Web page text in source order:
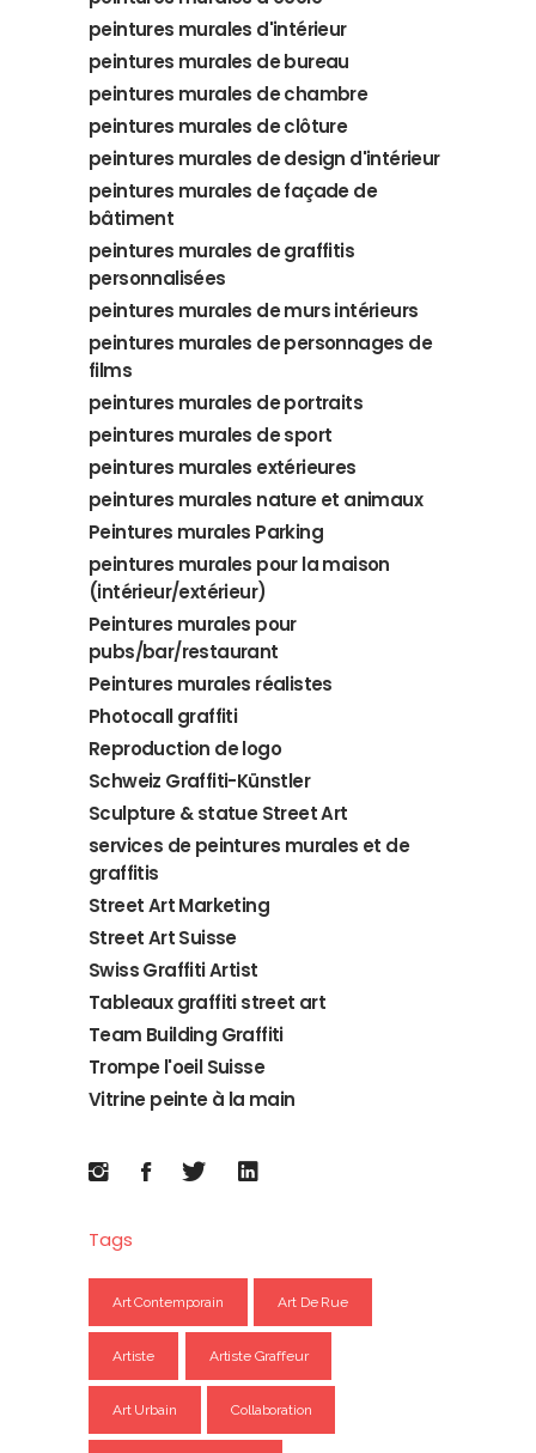
peintures murales d'intérieur
peintures murales de bureau
peintures murales de chambre
peintures murales de clôture
peintures murales de design d'intérieur
peintures murales de façade de
bâtiment
peintures murales de graffitis
personnalisées
peintures murales de murs intérieurs
peintures murales de personnages de
films
peintures murales de portraits
peintures murales de sport
peintures murales extérieures
peintures murales nature et animaux
Peintures murales Parking
peintures murales pour la maison
(intérieur/extérieur)
Peintures murales pour
pubs/bar/restaurant
Peintures murales réalistes
Photocall graffiti
Reproduction de logo
Schweiz Graffiti-Künstler
Sculpture & statue Street Art
services de peintures murales et de
graffitis
Street Art Marketing
Street Art Suisse
Swiss Graffiti Artist
Tableaux graffiti street art
Team Building Graffiti
Trompe l'oeil Suisse
Vitrine peinte à la main
Tags
Art Contemporain Art De Rue
Artiste Artiste Graffeur
Art Urbain Collaboration